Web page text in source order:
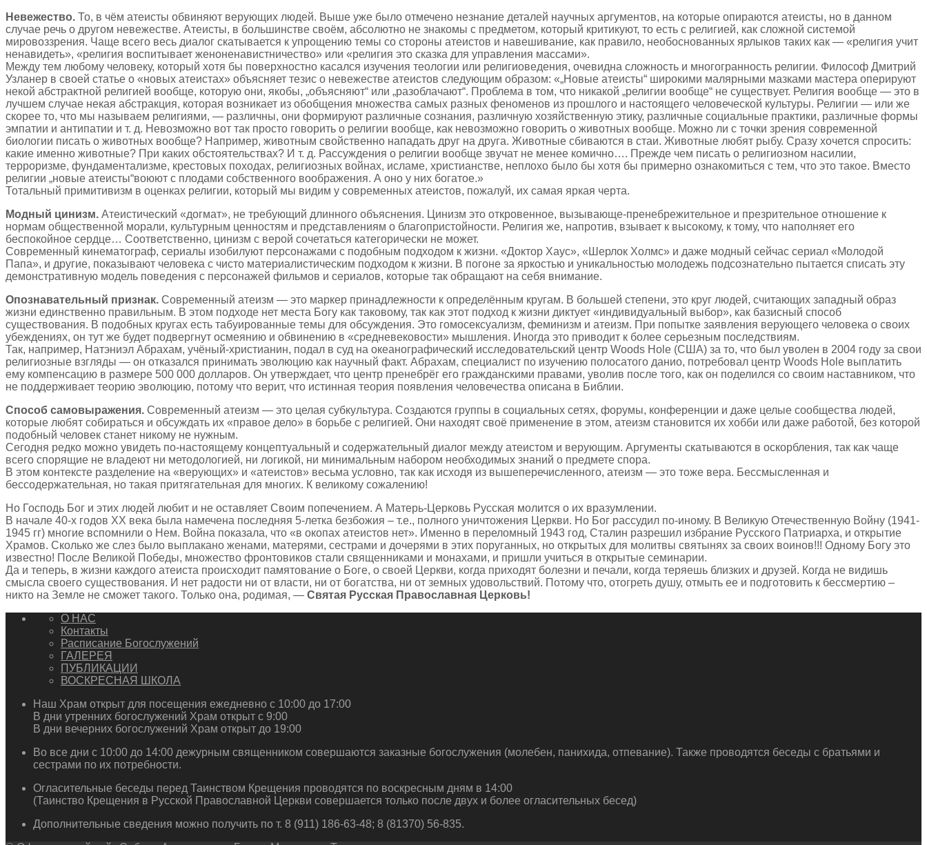
Невежество. То, в чём атеисты обвиняют верующих людей. Выше уже было отмечено незнание деталей научных аргументов, на которые опираются атеисты, но в данном
случае речь о другом невежестве. Атеисты, в большинстве своём, абсолютно не знакомы с предметом, который критикуют, то есть с религией, как сложной системой
мировоззрения. Чаще всего весь диалог скатывается к упрощению темы со стороны атеистов и навешивание, как правило, необоснованных ярлыков таких как — «религия учит
ненавидеть», «религия воспитывает женоненавистничество» или «религия это сказка для управления массами».
Между тем любому человеку, который хотя бы поверхностно касался изучения теологии или религиоведения, очевидна сложность и многогранность религии. Философ Дмитрий
Узланер в своей статье о «новых атеистах» объясняет тезис о невежестве атеистов следующим образом: «„Новые атеисты“ широкими малярными мазками мастера оперируют
некой абстрактной религией вообще, которую они, якобы, „объясняют“ или „разоблачают“. Проблема в том, что никакой „религии вообще“ не существует. Религия вообще — это в
лучшем случае некая абстракция, которая возникает из обобщения множества самых разных феноменов из прошлого и настоящего человеческой культуры. Религии — или же
скорее то, что мы называем религиями, — различны, они формируют различные сознания, различную хозяйственную этику, различные социальные практики, различные формы
эмпатии и антипатии и т. д. Невозможно вот так просто говорить о религии вообще, как невозможно говорить о животных вообще. Можно ли с точки зрения современной
биологии писать о животных вообще? Например, животным свойственно нападать друг на друга. Животные сбиваются в стаи. Животные любят рыбу. Сразу хочется спросить:
какие именно животные? При каких обстоятельствах? И т. д. Рассуждения о религии вообще звучат не менее комично…. Прежде чем писать о религиозном насилии,
терроризме, фундаментализме, крестовых походах, религиозных войнах, исламе, христианстве, неплохо было бы хотя бы примерно ознакомиться с тем, что это такое. Вместо
религии „новые атеисты“воюют с плодами собственного воображения. А оно у них богатое.»
Тотальный примитивизм в оценках религии, который мы видим у современных атеистов, пожалуй, их самая яркая черта.
Модный цинизм. Атеистический «догмат», не требующий длинного объяснения. Цинизм это откровенное, вызывающе-пренебрежительное и презрительное отношение к
нормам общественной морали, культурным ценностям и представлениям о благопристойности. Религия же, напротив, взывает к высокому, к тому, что наполняет его
беспокойное сердце… Соответственно, цинизм с верой сочетаться категорически не может.
Современный кинематограф, сериалы изобилуют персонажами с подобным подходом к жизни. «Доктор Хаус», «Шерлок Холмс» и даже модный сейчас сериал «Молодой
Папа», и другие, показывают человека с чисто материалистическим подходом к жизни. В погоне за яркостью и уникальностью молодежь подсознательно пытается списать эту
демонстративную модель поведения с персонажей фильмов и сериалов, которые так обращают на себя внимание.
Опознавательный признак. Современный атеизм — это маркер принадлежности к определённым кругам. В большей степени, это круг людей, считающих западный образ
жизни единственно правильным. В этом подходе нет места Богу как таковому, так как этот подход к жизни диктует «индивидуальный выбор», как базисный способ
существования. В подобных кругах есть табуированные темы для обсуждения. Это гомосексуализм, феминизм и атеизм. При попытке заявления верующего человека о своих
убеждениях, он тут же будет подвергнут осмеянию и обвинению в «средневековости» мышления. Иногда это приводит к более серьезным последствиям.
Так, например, Натэниэл Абрахам, учёный-христианин, подал в суд на океанографический исследовательский центр Woods Hole (США) за то, что был уволен в 2004 году за свои
религиозные взгляды — он отказался принимать эволюцию как научный факт. Абрахам, специалист по изучению полосатого данио, потребовал центр Woods Hole выплатить
ему компенсацию в размере 500 000 долларов. Он утверждает, что центр пренебрёг его гражданскими правами, уволив после того, как он поделился со своим наставником, что
не поддерживает теорию эволюцию, потому что верит, что истинная теория появления человечества описана в Библии.
Способ самовыражения. Современный атеизм — это целая субкультура. Создаются группы в социальных сетях, форумы, конференции и даже целые сообщества людей,
которые любят собираться и обсуждать их «правое дело» в борьбе с религией. Они находят своё применение в этом, атеизм становится их хобби или даже работой, без которой
подобный человек станет никому не нужным.
Сегодня редко можно увидеть по-настоящему концептуальный и содержательный диалог между атеистом и верующим. Аргументы скатываются в оскорбления, так как чаще
всего спорящие не владеют ни методологией, ни логикой, ни минимальным набором необходимых знаний о предмете спора.
В этом контексте разделение на «верующих» и «атеистов» весьма условно, так как исходя из вышеперечисленного, атеизм — это тоже вера. Бессмысленная и
бессодержательная, но такая притягательная для многих. К великому сожалению!
Но Господь Бог и этих людей любит и не оставляет Своим попечением. А Матерь-Церковь Русская молится о их вразумлении.
В начале 40-х годов XX века была намечена последняя 5-летка безбожия – т.е., полного уничтожения Церкви. Но Бог рассудил по-иному. В Великую Отечественную Войну (1941-
1945 гг) многие вспомнили о Нем. Война показала, что «в окопах атеистов нет». Именно в переломный 1943 год, Сталин разрешил избрание Русского Патриарха, и открытие
Храмов. Сколько же слез было выплакано женами, матерями, сестрами и дочерями в этих поруганных, но открытых для молитвы святынях за своих воинов!!! Одному Богу это
известно! После Великой Победы, множество фронтовиков стали священниками и монахами, и пришли учиться в открытые семинарии.
Да и теперь, в жизни каждого атеиста происходит памятование о Боге, о своей Церкви, когда приходят болезни и печали, когда теряешь близких и друзей. Когда не видишь
смысла своего существования. И нет радости ни от власти, ни от богатства, ни от земных удовольствий. Потому что, отогреть душу, отмыть ее и подготовить к бессмертию –
никто на Земле не сможет такого. Только она, родимая, — Святая Русская Православная Церковь!
О НАС
Контакты
Расписание Богослужений
ГАЛЕРЕЯ
ПУБЛИКАЦИИ
ВОСКРЕСНАЯ ШКОЛА
Наш Храм открыт для посещения ежедневно с 10:00 до 17:00
В дни утренних богослужений Храм открыт с 9:00
В дни вечерних богослужений Храм открыт до 19:00
Во все дни с 10:00 до 14:00 дежурным священником совершаются заказные богослужения (молебен, панихида, отпевание). Также проводятся беседы с братьями и
сестрами по их потребности.
Огласительные беседы перед Таинством Крещения проводятся по воскресным дням в 14:00
(Таинство Крещения в Русской Православной Церкви совершается только после двух и более огласительных бесед)
Дополнительные сведения можно получить по т. 8 (911) 186-63-48; 8 (81370) 56-835.